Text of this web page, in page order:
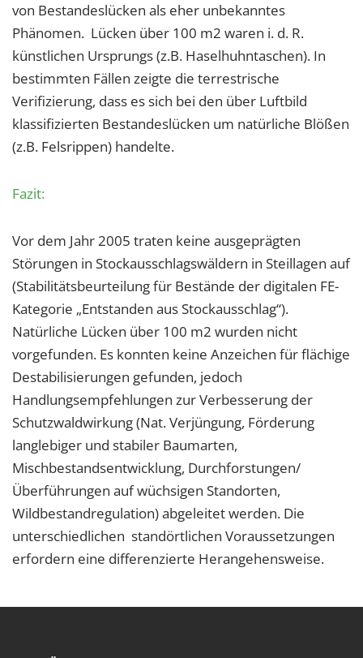
von Bestandeslücken als eher unbekanntes
Phänomen. Lücken über 100 m2 waren i. d. R.
künstlichen Ursprungs (z.B. Haselhuhntaschen). In
bestimmten Fällen zeigte die terrestrische
Verifizierung, dass es sich bei den über Luftbild
klassifizierten Bestandeslücken um natürliche Blößen
(z.B. Felsrippen) handelte.
Fazit:
Vor dem Jahr 2005 traten keine ausgeprägten
Störungen in Stockausschlagswäldern in Steillagen auf
(Stabilitätsbeurteilung für Bestände der digitalen FE-
Kategorie „Entstanden aus Stockausschlag“).
Natürliche Lücken über 100 m2 wurden nicht
vorgefunden. Es konnten keine Anzeichen für flächige
Destabilisierungen gefunden, jedoch
Handlungsempfehlungen zur Verbesserung der
Schutzwaldwirkung (Nat. Verjüngung, Förderung
langlebiger und stabiler Baumarten,
Mischbestandsentwicklung, Durchforstungen/
Überführungen auf wüchsigen Standorten,
Wildbestandregulation) abgeleitet werden. Die
unterschiedlichen standörtlichen Voraussetzungen
erfordern eine differenzierte Herangehensweise.